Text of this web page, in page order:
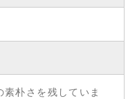
朴さを残していま